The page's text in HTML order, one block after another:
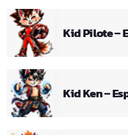
Kid Pilote –
Kid Ken –